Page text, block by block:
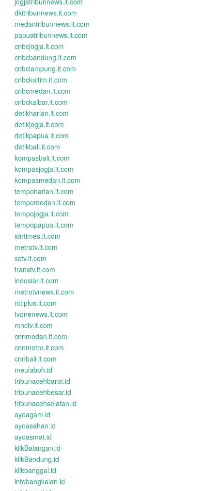
dkitribunnews.it.com
medantribunnews.it.com
papuatribunnews.it.com
cnbcjogja.it.com
cnbcbandung.it.com
cnbclampung.it.com
cnbckaltim.it.com
cnbcmedan.it.com
cnbckalbar.it.com
detikharian.it.com
detikjogja.it.com
detikpapua.it.com
detikbali.it.com
kompasbali.it.com
kompasjogja.it.com
kompasmedan.it.com
tempoharian.it.com
tempomedan.it.com
tempojogja.it.com
tempopapua.it.com
idntimes.it.com
metrotv.it.com
sctv.it.com
transtv.it.com
indosiar.it.com
metrotvnews.it.com
rctiplus.it.com
tvonenews.it.com
mnctv.it.com
cnnmedan.it.com
cnnmetro.it.com
cnnbali.it.com
meulaboh.id
tribunacehbarat.id
tribunacehbesar.id
tribunacehselatan.id
ayoagam.id
ayoasahan.id
ayoasmat.id
klikBalangan.id
klikBandung.id
klikbanggai.id
infobangkalan.id